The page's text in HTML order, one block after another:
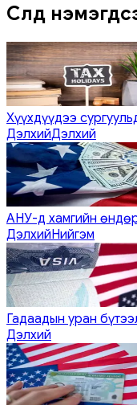
Сүүлд
Хүүхдүүдээ
ДэлхийДэлхий
АНУ-д хамгийн
ДэлхийНийгэм
Гадаадын уран
Дэлхий